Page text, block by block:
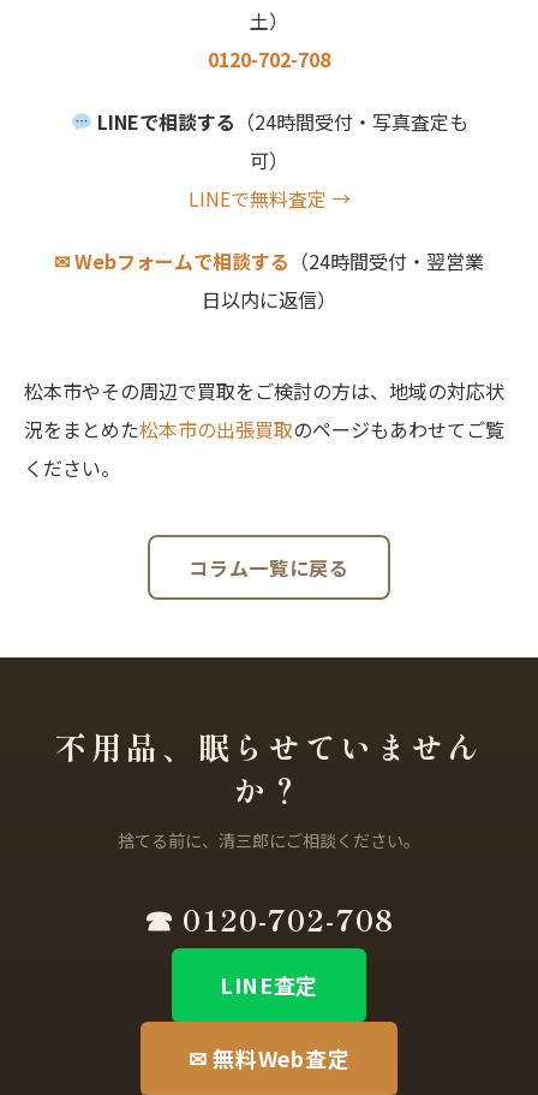
土）
0120-702-708
LINEで相談する （24時間受付・写真査定も
可）
LINEで無料査定 →
✉ Webフォームで相談する （24時間受付・翌営業
日以内に返信）
松本市やその周辺で買取をご検討の方は、地域の対応状
況をまとめた松本市の出張買取のページもあわせてご覧
ください。
コラム一覧に戻る
不用品、眠らせていません
か？
捨てる前に、清三郎にご相談ください。
☎ 0120-702-708
LINE査定
✉ 無料Web査定